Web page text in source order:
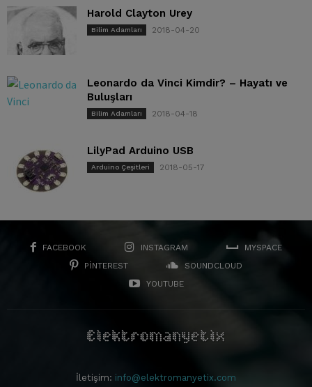
Harold Clayton Urey
Bilim Adamları 2018-04-20
Leonardo da Vinci Kimdir? – Hayatı ve
Buluşları
Bilim Adamları 2018-04-18
LilyPad Arduino USB
Arduino Çeşitleri 2018-05-17
FACEBOOK INSTAGRAM
MYSPACE
PINTEREST
SOUNDCLOUD
YOUTUBE
İletişim: info@elektromanyetix.com